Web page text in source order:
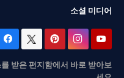
소셜 미디어
받은 편지함에서 바로 받아보